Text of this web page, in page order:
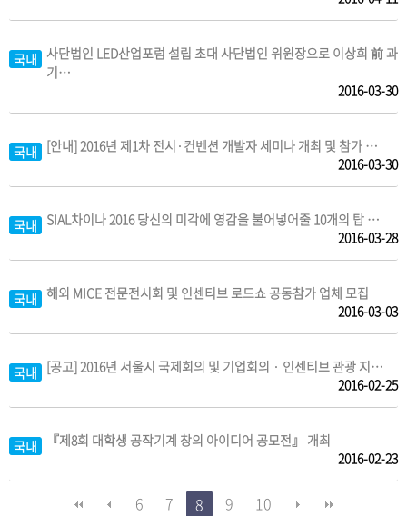
국내 사단법인 LED산업포럼 설립 초대 사단법인 위원장으로 이상희 前 과
기…
2016-03-30
국내 [안내] 2016년 제1차 전시·컨벤션 개발자 세미나 개최 및 참가 …
2016-03-30
국내 SIAL차이나 2016 당신의 미각에 영감을 불어넣어줄 10개의 탑 …
2016-03-28
국내 해외 MICE 전문전시회 및 인센티브 로드쇼 공동참가 업체 모집
2016-03-03
국내 [공고] 2016년 서울시 국제회의 및 기업회의 · 인센티브 관광 지…
2016-02-25
국내
『제8회 대학생 공작기계 창의 아이디어 공모전』 개최
2016-02-23
6 7 8 9 10